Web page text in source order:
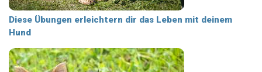
Diese Übungen erleichtern dir das Leben mit deinem
Hund